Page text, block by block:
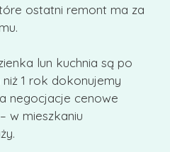
ostatni remont ma za
lun kuchnia są po
1 rok dokonujemy
negocjacje cenowe
w mieszkaniu